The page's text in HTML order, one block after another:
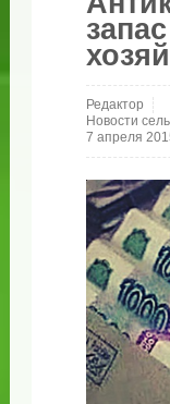
Редактор
Новости
7 апреля